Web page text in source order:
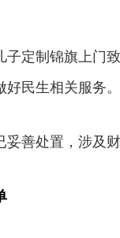
定制锦旗上门
民生相关服务。
善处置，涉及